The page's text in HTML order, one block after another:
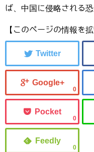
ば、中国に侵略される
【このページの情報を拡
0
0
0